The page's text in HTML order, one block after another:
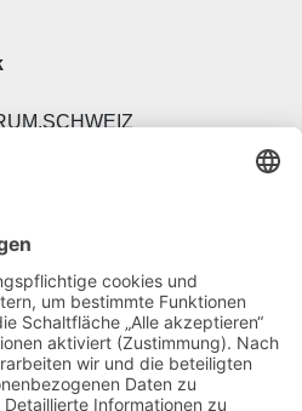
Night:
Hotel
Luzern
Luzern
70 70 +41 41